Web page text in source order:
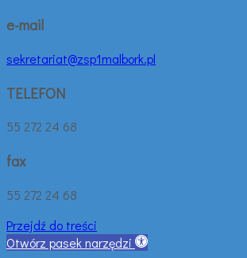
e-mail
sekretariat@zsp1malbork.pl
TELEFON
55 272 24 68
fax
55 272 24 68
Przejdź do treści
Otwórz pasek narzędzi